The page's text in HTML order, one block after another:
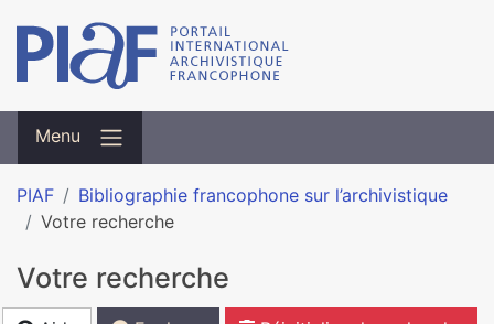
Menu
PIAF
Bibliographie francophone sur l’archivistique
Votre recherche
Votre recherche